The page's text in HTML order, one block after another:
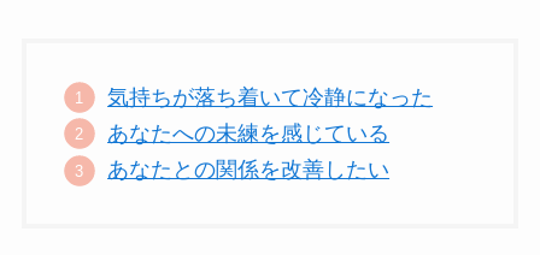
気持ちが落ち着いて冷静になった
あなたへの未練を感じている
あなたとの関係を改善したい